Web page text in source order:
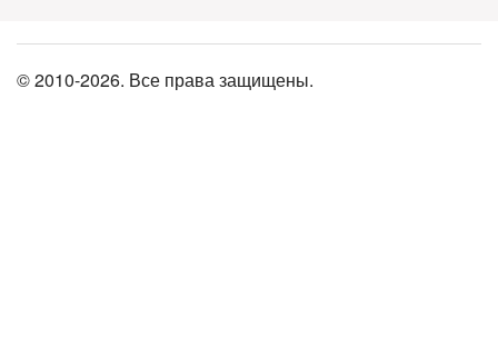
© 2010-2026. Все права защищены.